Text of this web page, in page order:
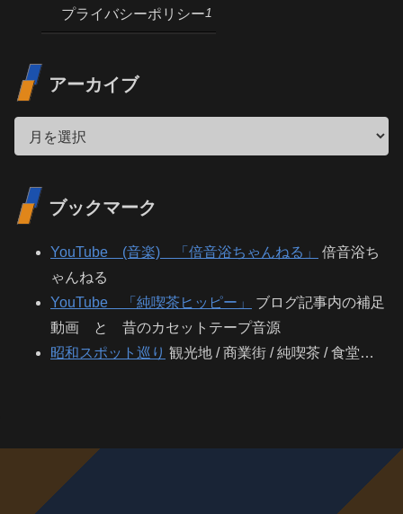
プライバシーポリシー1
アーカイブ
ブックマーク
YouTube (音楽) 「倍音浴ちゃんねる」
倍音浴ち
ゃんねる
YouTube 「純喫茶ヒッピー」
ブログ記事内の補足
動画 と 昔のカセットテープ音源
昭和スポット巡り 観光地 / 商業街 / 純喫茶 / 食堂…